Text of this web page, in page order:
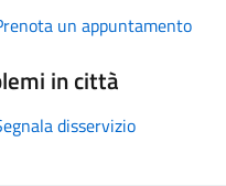
un appuntamento
in città
disservizio